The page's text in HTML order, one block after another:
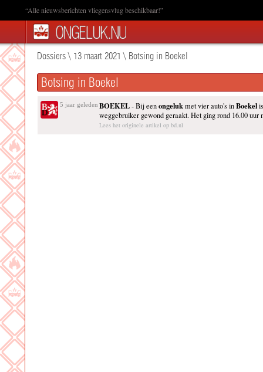
“Alle nieuwsberichten vliegensvlug beschikbaar!”
Dossiers\ 13 maart 2021 \ Botsing in Boekel
Botsing in Boekel
5 jaar geleden BOEKEL- Bij eenongelukmet vier auto's inBoekel
weggebruiker gewond geraakt. Het ging rond 16.00 uur
Lees het originele artikel op bd.nl